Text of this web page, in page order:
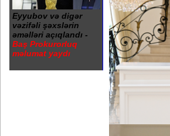
Eyyubov və digər
vəzifəli şəxslərin
əməlləri açıqlandı -
Baş Prokurorluq
məlumat yaydı